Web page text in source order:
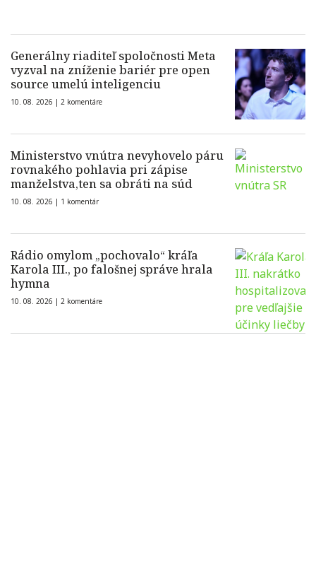
Generálny riaditeľ spoločnosti Meta
vyzval na zníženie bariér pre open
source umelú inteligenciu
10. 08. 2026 | 2 komentáre
Ministerstvo vnútra nevyhovelo páru
rovnakého pohlavia pri zápise
manželstva,ten sa obráti na súd
10. 08. 2026 | 1 komentár
Rádio omylom „pochovalo“ kráľa
Karola III., po falošnej správe hrala
hymna
10. 08. 2026 | 2 komentáre